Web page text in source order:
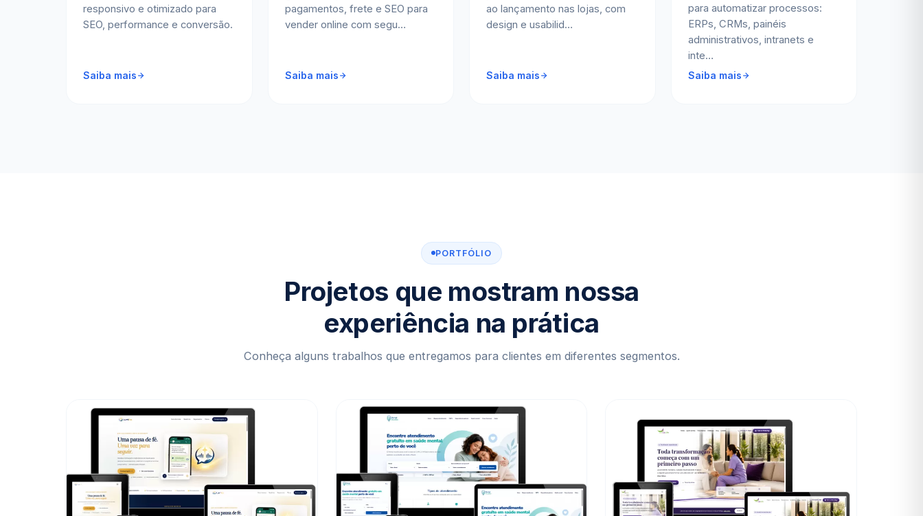
responsivo e otimizado para
SEO, performance e conversão.
Saiba mais
pagamentos, frete e SEO para
vender online com segu…
Saiba mais
ao lançamento nas lojas, com
design e usabilid…
Saiba mais
para automatizar processos:
ERPs, CRMs, painéis
administrativos, intranets e
inte…
Saiba mais
PORTFÓLIO
Projetos que mostram nossa
experiência na prática
Conheça alguns trabalhos que entregamos para clientes em diferentes segmentos.